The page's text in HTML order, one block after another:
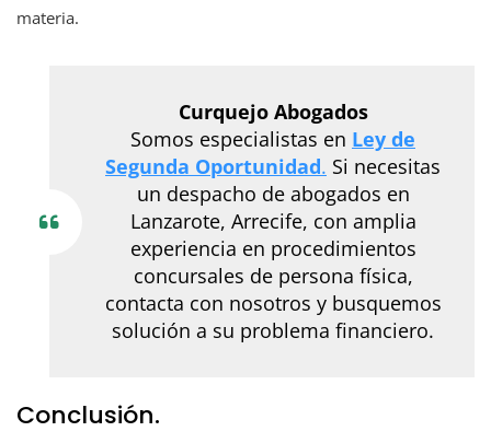
materia.
Curquejo Abogados
Somos especialistas en Ley de
Segunda Oportunidad. Si necesitas
un despacho de abogados en
Lanzarote, Arrecife, con amplia
experiencia en procedimientos
concursales de persona física,
contacta con nosotros y busquemos
solución a su problema financiero.
Conclusión.